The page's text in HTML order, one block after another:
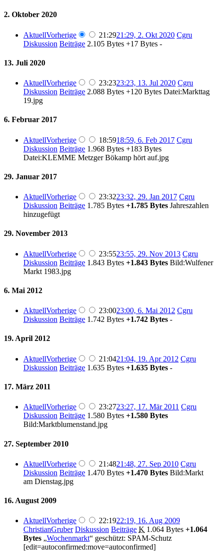
2. Oktober 2020
AktuellVorherige 21:2921:29, 2. Okt 2020 Cgru
Diskussion Beiträge 2.105 Bytes +17 Bytes -
13. Juli 2020
AktuellVorherige 23:2323:23, 13. Jul 2020 Cgru
Diskussion Beiträge 2.088 Bytes +120 Bytes Datei:Markttag
19.jpg
6. Februar 2017
AktuellVorherige 18:5918:59, 6. Feb 2017 Cgru
Diskussion Beiträge 1.968 Bytes +183 Bytes
Datei:KLEMME Metzger Bökamp hört auf.jpg
29. Januar 2017
AktuellVorherige 23:3223:32, 29. Jan 2017 Cgru
Diskussion Beiträge 1.785 Bytes +1.785 Bytes Jahreszahlen
hinzugefügt
29. November 2013
AktuellVorherige 23:5523:55, 29. Nov 2013 Cgru
Diskussion Beiträge 1.843 Bytes +1.843 Bytes Bild:Wulfener
Markt 1983.jpg
6. Mai 2012
AktuellVorherige 23:0023:00, 6. Mai 2012 Cgru
Diskussion Beiträge 1.742 Bytes +1.742 Bytes -
19. April 2012
AktuellVorherige 21:0421:04, 19. Apr 2012 Cgru
Diskussion Beiträge 1.635 Bytes +1.635 Bytes -
17. März 2011
AktuellVorherige 23:2723:27, 17. Mär 2011 Cgru
Diskussion Beiträge 1.580 Bytes +1.580 Bytes
Bild:Marktblumenstand.jpg
27. September 2010
AktuellVorherige 21:4821:48, 27. Sep 2010 Cgru
Diskussion Beiträge 1.470 Bytes +1.470 Bytes Bild:Markt
am Dienstag.jpg
16. August 2009
AktuellVorherige 22:1922:19, 16. Aug 2009
ChristianGruber Diskussion Beiträge K 1.064 Bytes +1.064
Bytes „Wochenmarkt“ geschützt: SPAM-Schutz
[edit=autoconfirmed:move=autoconfirmed]